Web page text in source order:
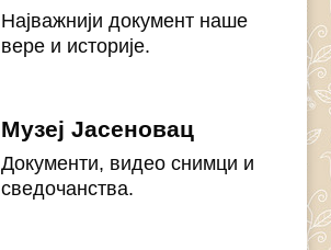
Најважнији документ наше
вере и историје.
Музеј Јасеновац
Документи, видео снимци и
сведочанства.